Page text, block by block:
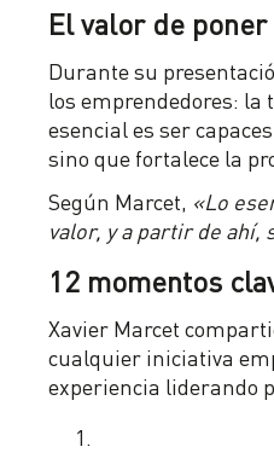
El valor de
Durante su
los emprendedores: la
esencial es ser
sino que fortalece la
Según Marcet, «Lo
valor, y a partir de
12 momentos
Xavier Marcet
cualquier iniciativa
experiencia liderando